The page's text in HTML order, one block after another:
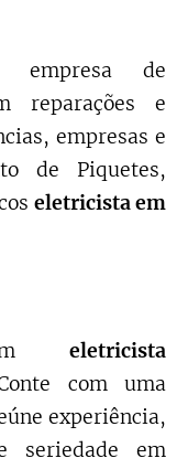
de
reparações e
empresas e
de Piquetes,
eletricista em
eletricista
com uma
experiência,
seriedade em